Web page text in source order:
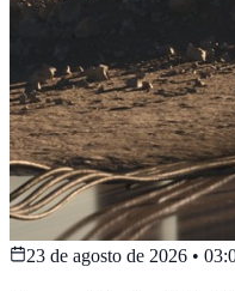
23 de agosto de 2026 •